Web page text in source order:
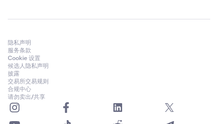
隐私声明
服务条款
Cookie 设置
候选人隐私声明
披露
交易所交易规则
合规中心
请勿卖出/共享